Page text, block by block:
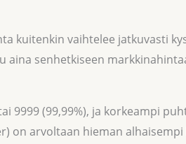
kuitenkin vaihtelee jatkuvasti
senhetkiseen
9999 (99,99%), ja korkeampi
on arvoltaan hieman